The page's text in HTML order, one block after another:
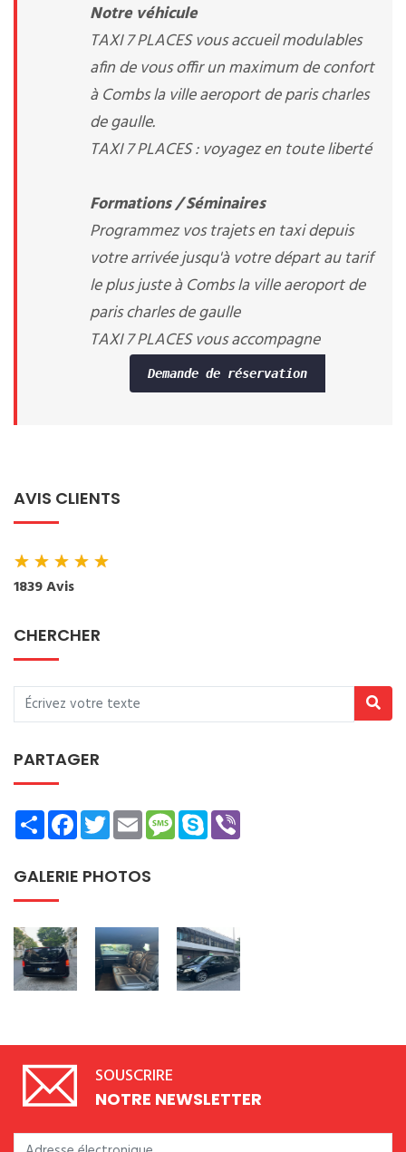
Notre véhicule
TAXI 7 PLACES vous accueil modulables
afin de vous offir un maximum de confort
à Combs la ville aeroport de paris charles
de gaulle.
TAXI 7 PLACES : voyagez en toute liberté
Formations / Séminaires
Programmez vos trajets en taxi depuis
votre arrivée jusqu'à votre départ au tarif
le plus juste à Combs la ville aeroport de
paris charles de gaulle
TAXI 7 PLACES vous accompagne
Demande de réservation
AVIS CLIENTS
★★★★★
1839 Avis
CHERCHER
PARTAGER
ShareFacebookTwitterEmailMessage
Skype
GALERIE PHOTOS
SOUSCRIRE
NOTRE NEWSLETTER